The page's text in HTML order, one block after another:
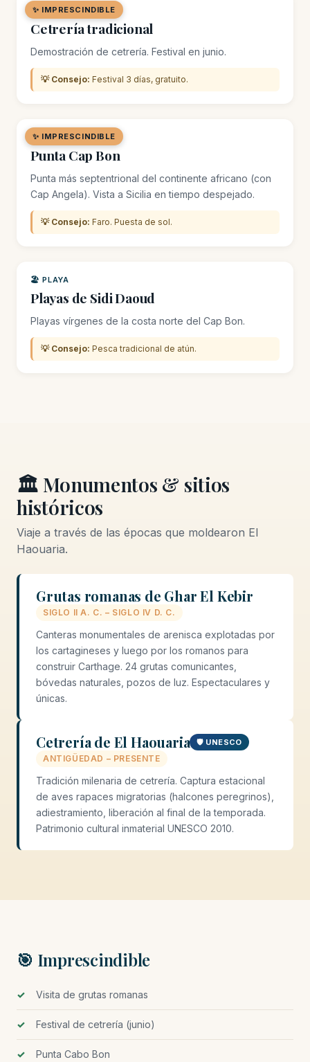
✨ IMPRESCINDIBLE
🌿 SITIO NATURAL
Cetrería tradicional
Demostración de cetrería. Festival en junio.
💡 Consejo: Festival 3 días, gratuito.
✨ IMPRESCINDIBLE
🌿 SITIO NATURAL
Punta Cap Bon
Punta más septentrional del continente africano (con
Cap Angela). Vista a Sicilia en tiempo despejado.
💡 Consejo: Faro. Puesta de sol.
🏖️ PLAYA
Playas de Sidi Daoud
Playas vírgenes de la costa norte del Cap Bon.
💡 Consejo: Pesca tradicional de atún.
🏛️ Monumentos & sitios
históricos
Viaje a través de las épocas que moldearon El
Haouaria.
Grutas romanas de Ghar El Kebir
SIGLO II A. C. – SIGLO IV D. C.
Canteras monumentales de arenisca explotadas por
los cartagineses y luego por los romanos para
construir Carthage. 24 grutas comunicantes,
bóvedas naturales, pozos de luz. Espectaculares y
únicas.
Cetrería de El Haouaria 🛡️ UNESCO
ANTIGÜEDAD – PRESENTE
Tradición milenaria de cetrería. Captura estacional
de aves rapaces migratorias (halcones peregrinos),
adiestramiento, liberación al final de la temporada.
Patrimonio cultural inmaterial UNESCO 2010.
🎯 Imprescindible
Visita de grutas romanas
Festival de cetrería (junio)
Punta Cabo Bon